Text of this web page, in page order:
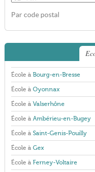
Par code postal
École à Bourg-en-Bresse
École à Oyonnax
École à Valserhône
École à Ambérieu-en-Bugey
École à Saint-Genis-Pouilly
École à Gex
École à Ferney-Voltaire